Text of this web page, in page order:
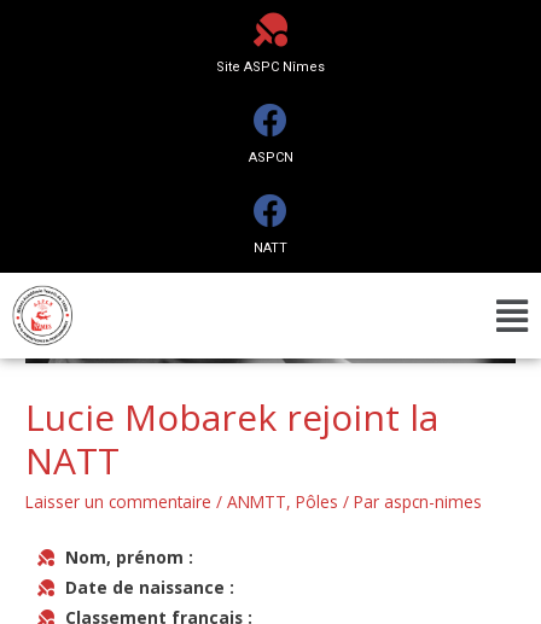
Site ASPC Nîmes
ASPCN
NATT
Lucie Mobarek rejoint la
NATT
Laisser un commentaire /ANMTT,Pôles / Paraspcn-nimes
Nom, prénom :
Date de naissance :
Classement français :